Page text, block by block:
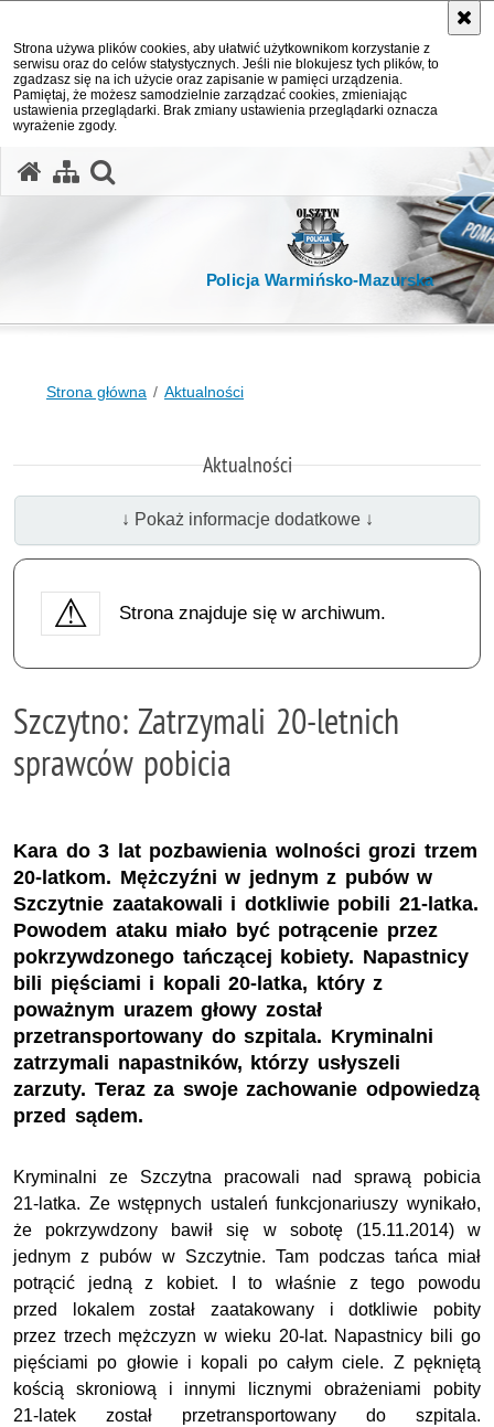
Strona używa plików cookies, aby ułatwić użytkownikom korzystanie z
serwisu oraz do celów statystycznych. Jeśli nie blokujesz tych plików, to
zgadzasz się na ich użycie oraz zapisanie w pamięci urządzenia.
Pamiętaj, że możesz samodzielnie zarządzać cookies, zmieniając
ustawienia przeglądarki. Brak zmiany ustawienia przeglądarki oznacza
wyrażenie zgody.
Policja Warmińsko-Mazurska
Strona główna Aktualności
Aktualności
↓ Pokaż informacje dodatkowe ↓
Strona znajduje się w archiwum.
Szczytno: Zatrzymali 20-letnich
sprawców pobicia
Kara do 3 lat pozbawienia wolności grozi trzem
20-latkom. Mężczyźni w jednym z pubów w
Szczytnie zaatakowali i dotkliwie pobili 21-latka.
Powodem ataku miało być potrącenie przez
pokrzywdzonego tańczącej kobiety. Napastnicy
bili pięściami i kopali 20-latka, który z
poważnym urazem głowy został
przetransportowany do szpitala. Kryminalni
zatrzymali napastników, którzy usłyszeli
zarzuty. Teraz za swoje zachowanie odpowiedzą
przed sądem.
Kryminalni ze Szczytna pracowali nad sprawą pobicia
21-latka. Ze wstępnych ustaleń funkcjonariuszy wynikało,
że pokrzywdzony bawił się w sobotę (15.11.2014) w
jednym z pubów w Szczytnie. Tam podczas tańca miał
potrącić jedną z kobiet. I to właśnie z tego powodu
przed lokalem został zaatakowany i dotkliwie pobity
przez trzech mężczyzn w wieku 20-lat. Napastnicy bili go
pięściami po głowie i kopali po całym ciele. Z pękniętą
kością skroniową i innymi licznymi obrażeniami pobity
21-latek został przetransportowany do szpitala.